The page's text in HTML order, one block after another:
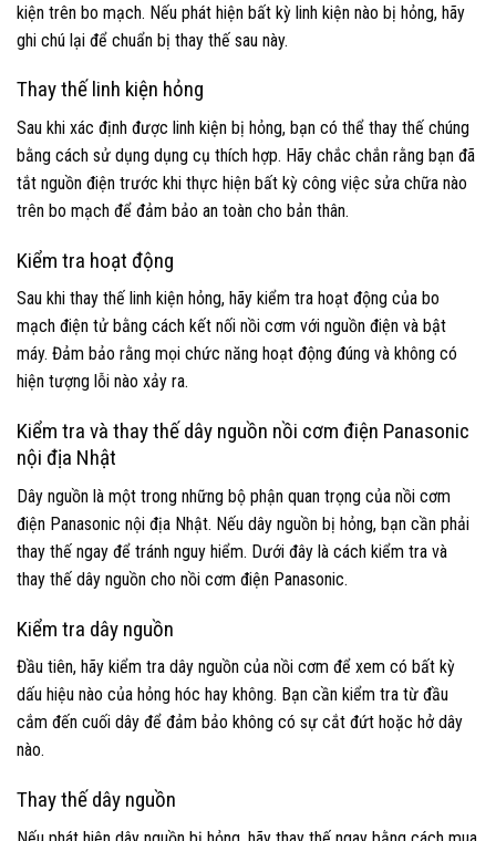
kiện trên bo mạch. Nếu phát hiện bất kỳ linh kiện nào bị hỏng, hãy
ghi chú lại để chuẩn bị thay thế sau này.
Thay thế linh kiện hỏng
Sau khi xác định được linh kiện bị hỏng, bạn có thể thay thế chúng
bằng cách sử dụng dụng cụ thích hợp. Hãy chắc chắn rằng bạn đã
tắt nguồn điện trước khi thực hiện bất kỳ công việc sửa chữa nào
trên bo mạch để đảm bảo an toàn cho bản thân.
Kiểm tra hoạt động
Sau khi thay thế linh kiện hỏng, hãy kiểm tra hoạt động của bo
mạch điện tử bằng cách kết nối nồi cơm với nguồn điện và bật
máy. Đảm bảo rằng mọi chức năng hoạt động đúng và không có
hiện tượng lỗi nào xảy ra.
Kiểm tra và thay thế dây nguồn nồi cơm điện Panasonic
nội địa Nhật
Dây nguồn là một trong những bộ phận quan trọng của nồi cơm
điện Panasonic nội địa Nhật. Nếu dây nguồn bị hỏng, bạn cần phải
thay thế ngay để tránh nguy hiểm. Dưới đây là cách kiểm tra và
thay thế dây nguồn cho nồi cơm điện Panasonic.
Kiểm tra dây nguồn
Đầu tiên, hãy kiểm tra dây nguồn của nồi cơm để xem có bất kỳ
dấu hiệu nào của hỏng hóc hay không. Bạn cần kiểm tra từ đầu
cắm đến cuối dây để đảm bảo không có sự cắt đứt hoặc hở dây
nào.
Thay thế dây nguồn